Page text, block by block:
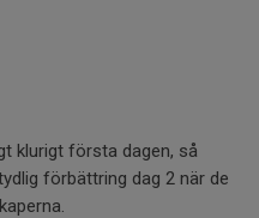
klurigt första dagen, så
förbättring dag 2 när de